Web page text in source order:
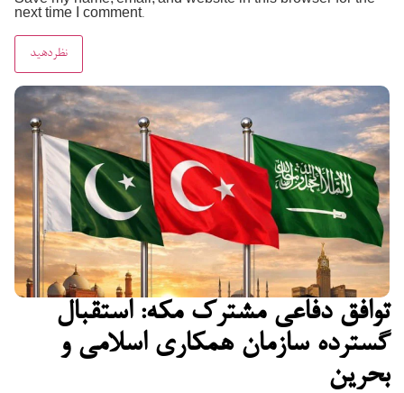
توافق دفاعی مشترک مکه: استقبال
گسترده سازمان همکاری اسلامی و
بحرین
next time I comment.